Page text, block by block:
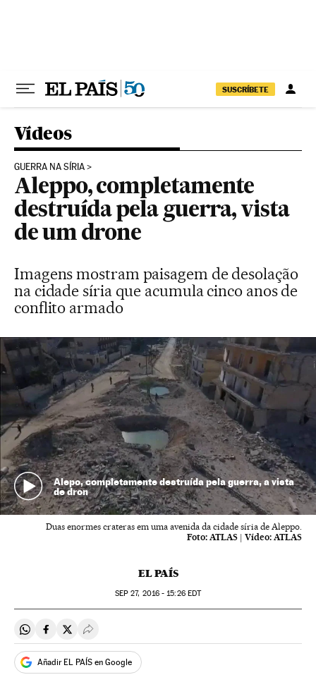
SUSCRÍBETE
Vídeos
GUERRA NA SÍRIA
Aleppo, completamente
destruída pela guerra, vista
de um drone
Imagens mostram paisagem de desolação
na cidade síria que acumula cinco anos de
conflito armado
Alepo, completamente destruída pela guerra, a vista
de dron
Duas enormes crateras em uma avenida da cidade síria de Aleppo.
Foto: ATLAS | Vídeo: ATLAS
EL PAÍS
SEP 27, 2016 - 15:26EDT
Compartir en Whatsapp
Compartir en Facebook
Compartir en Twitter
Desplegar Redes Sociales
Añadir EL PAÍS en Google